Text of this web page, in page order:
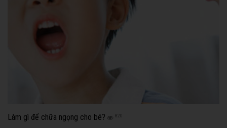
Làm gì để chữa ngọng cho bé? 820